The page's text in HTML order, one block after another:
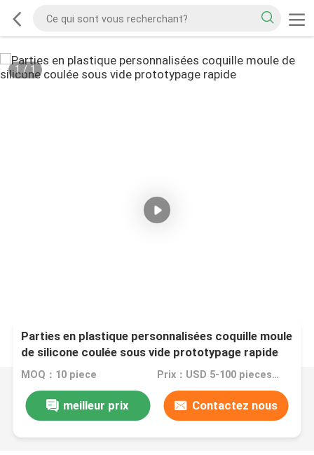
1 /1
Parties en plastique personnalisées coquille moule
de silicone coulée sous vide prototypage rapide
MOQ：10 piece Prix：USD 5-100 pieces,negotiable
meilleur prix Contactez nous